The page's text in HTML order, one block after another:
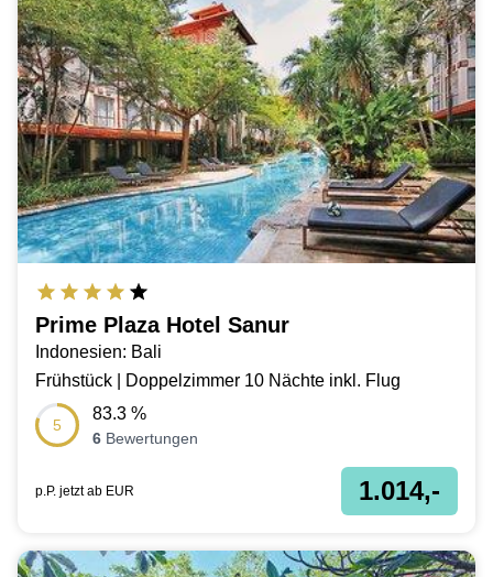
Prime Plaza Hotel Sanur
Indonesien: Bali
Frühstück | Doppelzimmer 10 Nächte inkl. Flug
5
83.3 %
6 Bewertungen
p.P. jetzt ab EUR 1.014,-